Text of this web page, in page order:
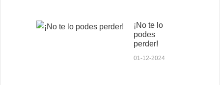
¡No te lo
podes
perder!
01-12-2024